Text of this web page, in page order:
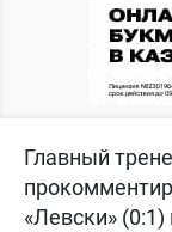
Главный
«Левски»